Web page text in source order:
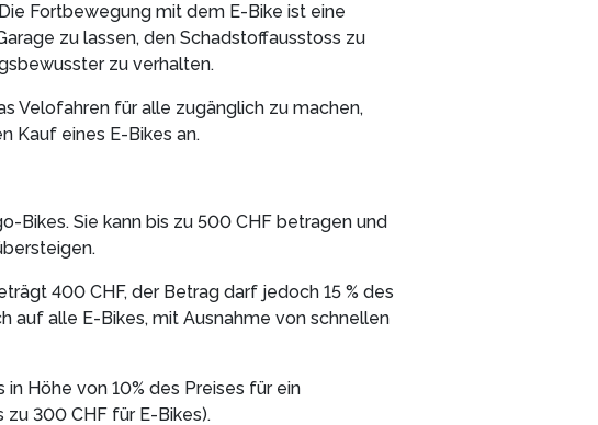
Fortbewegung mit dem E-Bike ist eine
zu lassen, den Schadstoffausstoss zu
zu verhalten.
Velofahren für alle zugänglich zu machen,
Kauf eines E-Bikes an.
Bikes. Sie kann bis zu 500 CHF betragen und
400 CHF, der Betrag darf jedoch 15 % des
auf alle E-Bikes, mit Ausnahme von schnellen
Höhe von 10% des Preises für ein
300 CHF für E-Bikes).